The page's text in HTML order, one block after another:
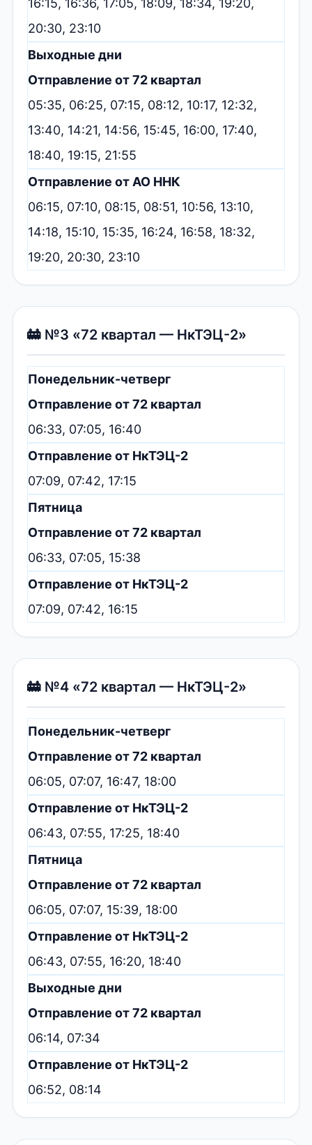
16:15, 16:36, 17:05, 18:09, 18:34, 19:20,
20:30, 23:10
Выходные дни
Отправление от 72 квартал
05:35, 06:25, 07:15, 08:12, 10:17, 12:32,
13:40, 14:21, 14:56, 15:45, 16:00, 17:40,
18:40, 19:15, 21:55
Отправление от АО ННК
06:15, 07:10, 08:15, 08:51, 10:56, 13:10,
14:18, 15:10, 15:35, 16:24, 16:58, 18:32,
19:20, 20:30, 23:10
🚋 №3 «72 квартал — НкТЭЦ-2»
Понедельник-четверг
Отправление от 72 квартал
06:33, 07:05, 16:40
Отправление от НкТЭЦ-2
07:09, 07:42, 17:15
Пятница
Отправление от 72 квартал
06:33, 07:05, 15:38
Отправление от НкТЭЦ-2
07:09, 07:42, 16:15
🚋 №4 «72 квартал — НкТЭЦ-2»
Понедельник-четверг
Отправление от 72 квартал
06:05, 07:07, 16:47, 18:00
Отправление от НкТЭЦ-2
06:43, 07:55, 17:25, 18:40
Пятница
Отправление от 72 квартал
06:05, 07:07, 15:39, 18:00
Отправление от НкТЭЦ-2
06:43, 07:55, 16:20, 18:40
Выходные дни
Отправление от 72 квартал
06:14, 07:34
Отправление от НкТЭЦ-2
06:52, 08:14